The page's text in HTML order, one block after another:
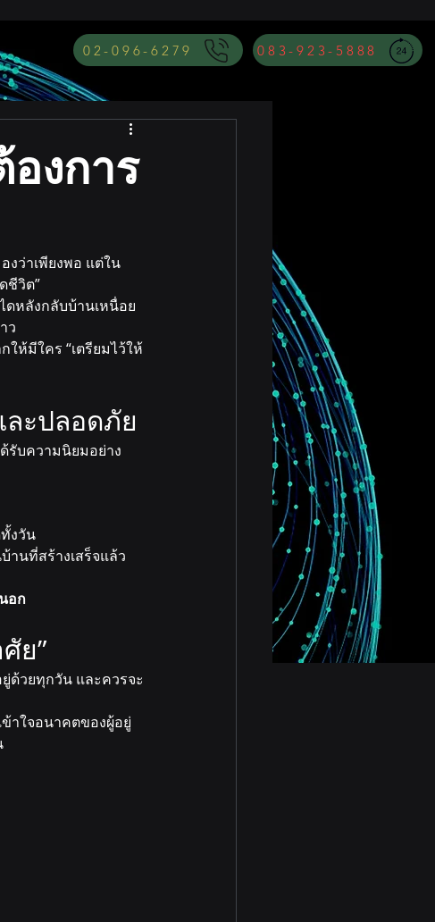
02-096-6279 083-923-5888
งการ
ว่าเพียงพอ แต่ใน
ชีวิต”
ดหลังกลับบ้านเหนื่อย
ว
ห้มีใคร “เตรียมไว้ให้
ละปลอดภัย
รับความนิยมอย่าง
งวัน
านที่สร้างเสร็จแล้ว
อก
ย”
ด้วยทุกวัน และควรจะ
าใจอนาคตของผู้อยู่